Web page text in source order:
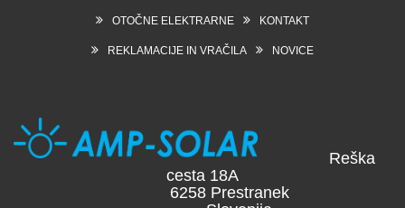
OTOČNE ELEKTRARNE KONTAKT
REKLAMACIJE IN VRAČILA NOVICE
Reška
cesta 18A
6258 Prestranek